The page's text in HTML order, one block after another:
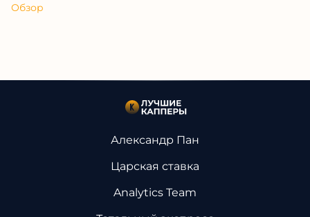
Обзор
Александр Пан
Царская ставка
Analytics Team